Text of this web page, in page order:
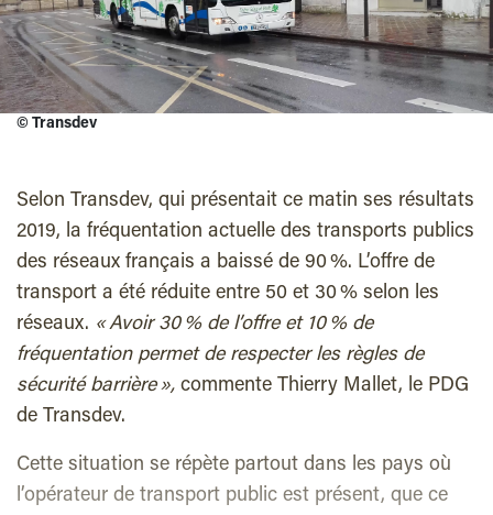
© Transdev
Selon Transdev, qui présentait ce matin ses résultats
2019, la fréquentation actuelle des transports publics
des réseaux français a baissé de 90 %. L’offre de
transport a été réduite entre 50 et 30 % selon les
réseaux. « Avoir 30 % de l’offre et 10 % de
fréquentation permet de respecter les règles de
sécurité barrière », commente Thierry Mallet, le PDG
de Transdev.
Cette situation se répète partout dans les pays où
l’opérateur de transport public est présent, que ce